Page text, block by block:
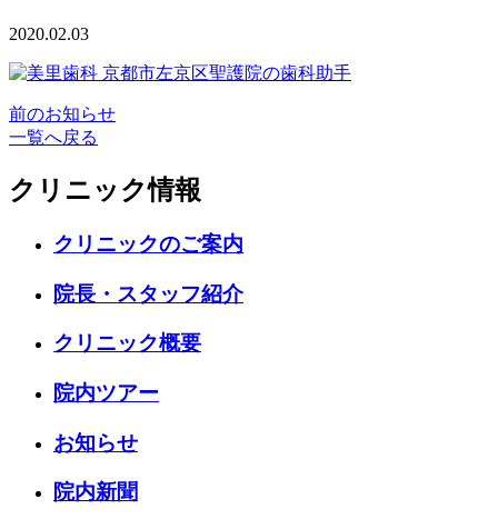
2020.02.03
前のお知らせ
一覧へ戻る
クリニック情報
クリニックのご案内
院長・スタッフ紹介
クリニック概要
院内ツアー
お知らせ
院内新聞